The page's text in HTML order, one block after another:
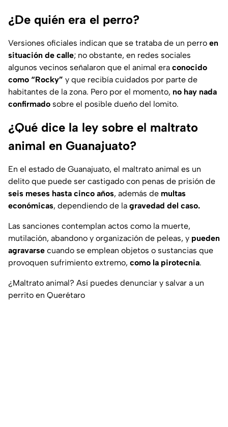
¿De quién era el perro?
Versiones oficiales indican que se trataba de un perro en
situación de calle; no obstante, en redes sociales
algunos vecinos señalaron que el animal era conocido
como “Rocky” y que recibía cuidados por parte de
habitantes de la zona. Pero por el momento, no hay nada
confirmado sobre el posible dueño del lomito.
¿Qué dice la ley sobre el maltrato
animal en Guanajuato?
En el estado de Guanajuato, el maltrato animal es un
delito que puede ser castigado con penas de prisión de
seis meses hasta cinco años, además de multas
económicas, dependiendo de la gravedad del caso.
Las sanciones contemplan actos como la muerte,
mutilación, abandono y organización de peleas, y pueden
agravarse cuando se emplean objetos o sustancias que
provoquen sufrimiento extremo, como la pirotecnia.
¿Maltrato animal? Así puedes denunciar y salvar a un
perrito en Querétaro